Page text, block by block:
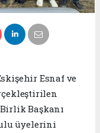
Esnaf ve
Başkanı
üyelerini